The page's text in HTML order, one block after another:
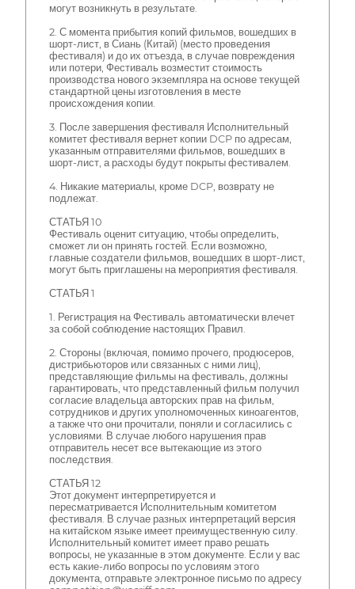
могут возникнуть в результате.
2. С момента прибытия копий фильмов, вошедших в
шорт-лист, в Сиань (Китай) (место проведения
фестиваля) и до их отъезда, в случае повреждения
или потери, Фестиваль возместит стоимость
производства нового экземпляра на основе текущей
стандартной цены изготовления в месте
происхождения копии.
3. После завершения фестиваля Исполнительный
комитет фестиваля вернет копии DCP по адресам,
указанным отправителями фильмов, вошедших в
шорт-лист, а расходы будут покрыты фестивалем.
4. Никакие материалы, кроме DCP, возврату не
подлежат.
СТАТЬЯ 10
Фестиваль оценит ситуацию, чтобы определить,
сможет ли он принять гостей. Если возможно,
главные создатели фильмов, вошедших в шорт-лист,
могут быть приглашены на мероприятия фестиваля.
СТАТЬЯ 1
1. Регистрация на Фестиваль автоматически влечет
за собой соблюдение настоящих Правил.
2. Стороны (включая, помимо прочего, продюсеров,
дистрибьюторов или связанных с ними лиц),
представляющие фильмы на фестиваль, должны
гарантировать, что представленный фильм получил
согласие владельца авторских прав на фильм,
сотрудников и других уполномоченных киноагентов,
а также что они прочитали, поняли и согласились с
условиями. В случае любого нарушения прав
отправитель несет все вытекающие из этого
последствия.
СТАТЬЯ 12
Этот документ интерпретируется и
пересматривается Исполнительным комитетом
фестиваля. В случае разных интерпретаций версия
на китайском языке имеет преимущественную силу.
Исполнительный комитет имеет право решать
вопросы, не указанные в этом документе. Если у вас
есть какие-либо вопросы по условиям этого
документа, отправьте электронное письмо по адресу